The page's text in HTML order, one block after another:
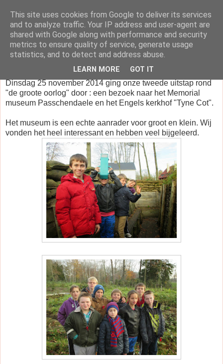
klasblog van juf Dorien
Dinsdag 25 november 2014 ging onze tweede uitstap rond
"de groote oorlog" door : een bezoek naar het Memorial
museum Passchendaele en het Engels kerkhof "Tyne Cot".
Het museum is een echte aanrader voor groot en klein. Wij
vonden het heel interessant en hebben veel bijgeleerd.
This site uses cookies from Google to deliver its services
and to analyze traffic. Your IP address and user-agent are
shared with Google along with performance and security
metrics to ensure quality of service, generate usage
statistics, and to detect and address abuse.
LEARN MORE GOT IT